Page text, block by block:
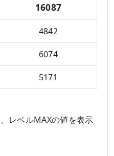
16087
4842
6074
5171
レベルMAXの値を表示